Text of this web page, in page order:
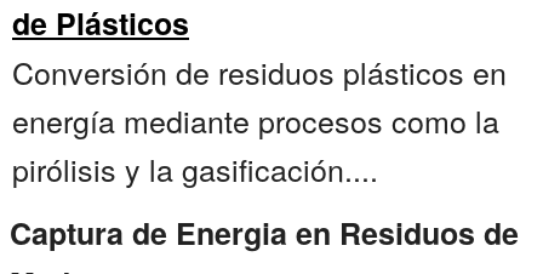
de Plásticos
Conversión de residuos plásticos en
energía mediante procesos como la
pirólisis y la gasificación....
Captura de Energia en Residuos de